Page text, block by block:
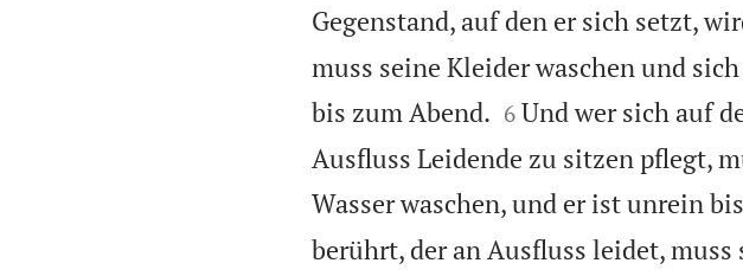
Gegenstand, auf den er sich setzt,
muss seine Kleider waschen und
bis zum Abend.
6 Und wer sich auf
Ausfluss Leidende zu sitzen pflegt,
Wasser waschen, und er ist unrein
berührt, der an Ausfluss leidet,